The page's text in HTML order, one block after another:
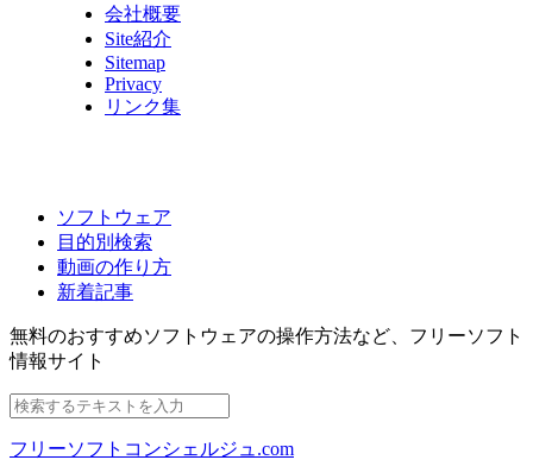
会社概要
Site紹介
Sitemap
Privacy
リンク集
ソフトウェア
目的別検索
動画の作り方
新着記事
無料のおすすめソフトウェアの操作方法など、 フリーソフト
情報サイト
フリーソフトコンシェルジュ.com